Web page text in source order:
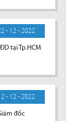
- 12 - 2022
tại Tp.HCM
- 12 - 2022
đốc